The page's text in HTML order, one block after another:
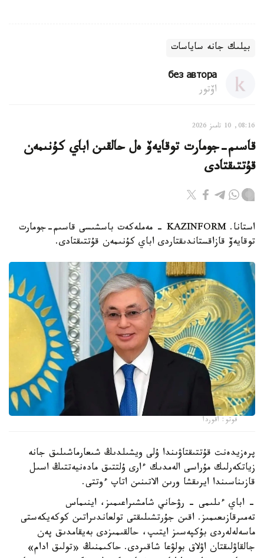
بيلىك جانە ساياسات
без автора
اۆتور
08:16, 10 تامىز 2026
قاسىم-جومارت توقايەۆ ەل حالقىن اباي كۇنىمەن
قۇتتىقتادى
استانا. KAZINFORM - مەملەكەت باسشىسى قاسىم-جومارت
توقايەۆ قازاقستاندىقتاردى اباي كۇنىمەن قۇتتىقتادى.
فوتو: اقوردا
پرەزيدەنت قۇتتىقتاۋىندا ۇلى ويشىلدىڭ شىعارماشىلىق جانە
زياتكەرلىك مۇراسى الەمدىك ءارى ۇلتتىق مادەنيەتتىڭ اسىل
قازىناسىندا ايرىقشا ورىن الاتىنىن اتاپ ءوتتى.
- اباي ءىلىمى - رۋحاني شامشىراعىمىز، اينىماس
تەمىرقازىعىمىز. اقىن جۇرتشىلىقتى تولعاندىراتىن كوكەيكەستى
ماسەلەلەردى بۇكپەسىز ايتىپ، حالقىمىزدى بەيقامدىق پەن
جالقاۋلىقتان اۋلاق بولۋعا شاقىردى. حاكىمنىڭ «تولىق ادام»